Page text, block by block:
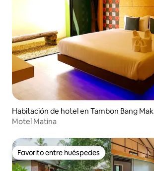
Habitación de hotel en Tambon Bang Mak
Motel Matina
Favorito entre huéspedes
Favorito entre huéspedes